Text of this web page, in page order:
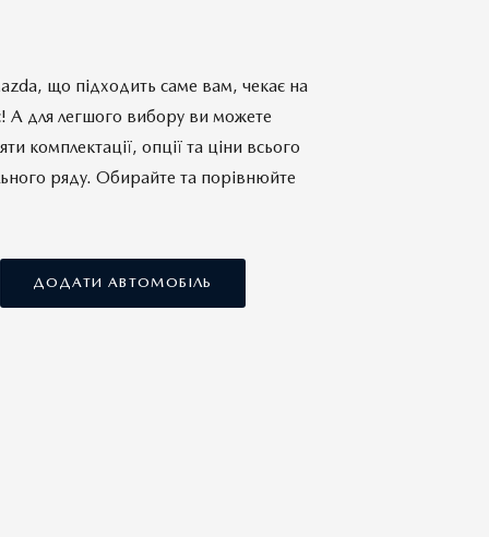
що підходить саме вам, чекає на
А для легшого вибору ви можете
комплектації, опції та ціни всього
ряду. Обирайте та порівнюйте
ДОДАТИ АВТОМОБІЛЬ